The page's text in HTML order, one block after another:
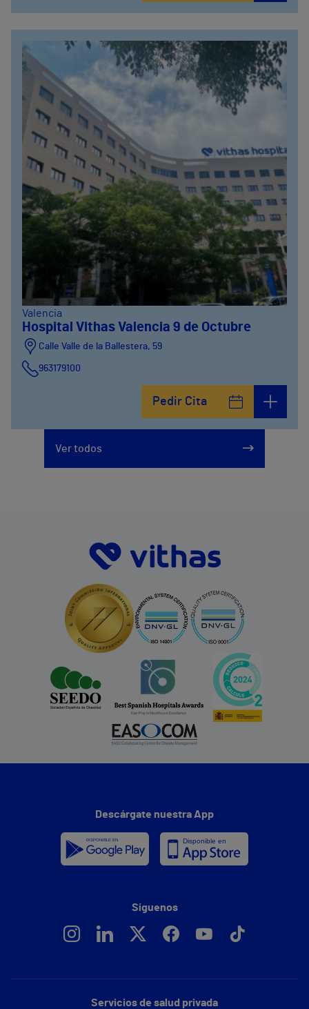
Valencia
Hospital Vithas Valencia 9 de Octubre
Calle Valle de la Ballestera, 59
963179100
Pedir Cita
Ver todos
Servicios de salud privada
Descárgate nuestra App
Síguenos